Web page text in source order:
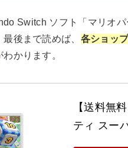
Switch ソフト「マリオ
後まで読めば、 各ショッ
わかります。
【送料無
ティ スー